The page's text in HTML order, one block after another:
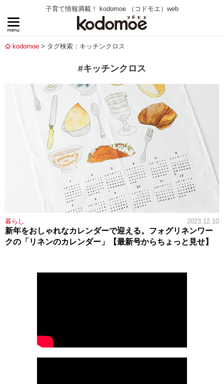
子育て情報満載！ kodomoe （コドモエ）web
kodomoe タグ検索：キッチンクロス
#キッチンクロス
暮らし 2023.12.10
新年をおしゃれなカレンダーで迎える。フォグリネンワー
クの「リネンのカレンダー」【最新号からちょっと見せ】